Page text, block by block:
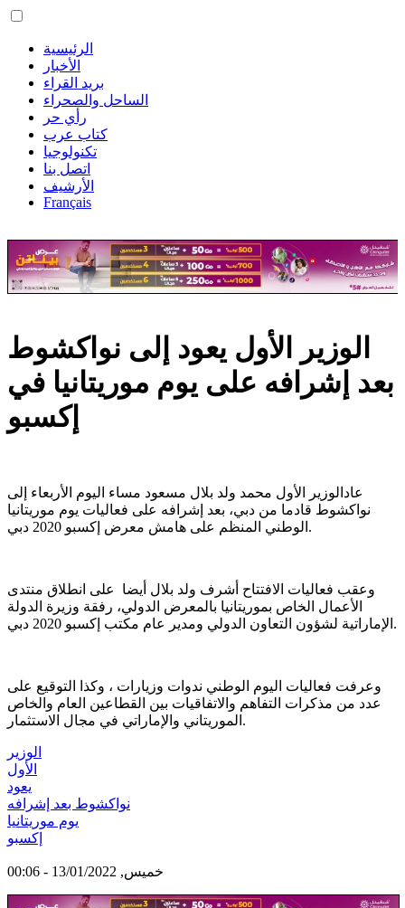
الرئيسية
الأخبار
بريد القراء
الساحل والصحراء
رأي حر
كتاب عرب
تكنولوجيا
اتصل بنا
الأرشيف
Français
الوزير الأول يعود إلى نواكشوط
بعد إشرافه على يوم موريتانيا في
إكسبو
عادالوزير الأول محمد ولد بلال مسعود مساء اليوم الأربعاء إلى
نواكشوط قادما من دبي، بعد إشرافه على فعاليات يوم موريتانيا
الوطني المنظم على هامش معرض إكسبو 2020 دبي.
وعقب فعاليات الافتتاح أشرف ولد بلال أيضا على انطلاق منتدى
الأعمال الخاص بموريتانيا بالمعرض الدولي، رفقة وزيرة الدولة
الإماراتية لشؤون التعاون الدولي ومدير عام مكتب إكسبو 2020 دبي.
وعرفت فعاليات اليوم الوطني ندوات وزيارات ، وكذا التوقيع على
عدد من مذكرات التفاهم والاتفاقيات بين القطاعين العام والخاص
الموريتاني والإماراتي في مجال الاستثمار.
الوزير
الأول
يعود
نواكشوط بعد إشرافه
يوم موريتانيا
إكسبو
خميس, 13/01/2022 - 00:06